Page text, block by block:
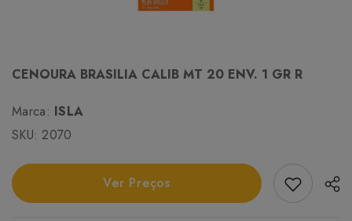
CENOURA BRASILIA CALIB MT 20 ENV. 1 GR R
Marca: ISLA
SKU: 2070
Ver Preços Add